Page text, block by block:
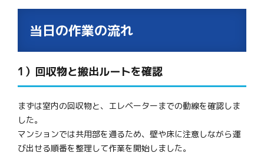
当日の作業の流れ
1）回収物と搬出ルートを確認
まずは室内の回収物と、エレベーターまでの動線を確認しま
した。
マンションでは共用部を通るため、壁や床に注意しながら運
び出せる順番を整理して作業を開始しました。